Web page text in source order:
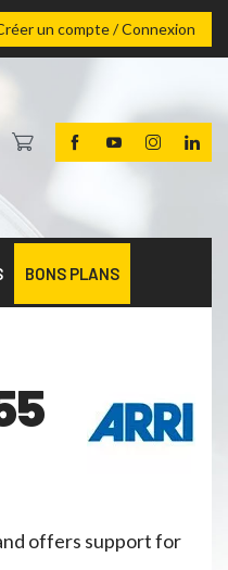
un compte / Connexion
BONS PLANS
offers support for